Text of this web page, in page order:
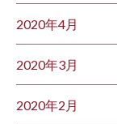
2020年4月
2020年3月
2020年2月